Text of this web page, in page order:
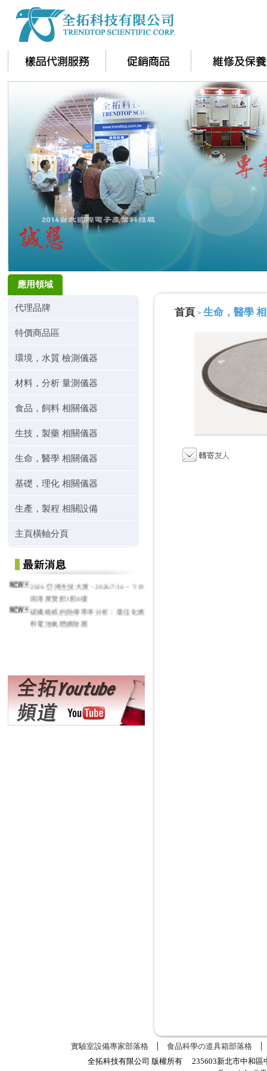
應用領域
代理品牌
特價商品區
環境，水質 檢測儀器
材料，分析 量測儀器
食品，飼料 相關儀器
生技，製藥 相關儀器
生命，醫學 相關儀器
基礎，理化 相關儀器
生產，製程 相關設備
主頁橫軸分頁
2026 亞洲生技大展 - 2026/7/16 ~ 7/19
南港展覽館1館4樓
碳纖維紙的熱傳導率分析：最佳化燃
料電池氣體擴散層
首頁 > 生命，醫學
實驗室設備專家部落格
食品科學の道具箱部落格
全拓科技有限公司 版權所有 235603新北市中和